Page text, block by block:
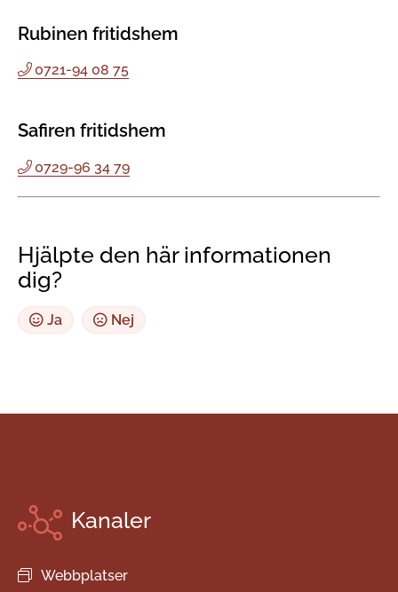
Rubinen fritidshem
0721-94 08 75
Safiren fritidshem
0729-96 34 79
Hjälpte den här informationen
dig?
Ja Nej
Kanaler
Webbplatser